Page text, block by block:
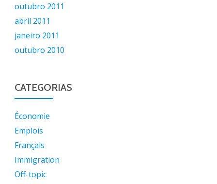
outubro 2011
abril 2011
janeiro 2011
outubro 2010
CATEGORIAS
Économie
Emplois
Français
Immigration
Off-topic